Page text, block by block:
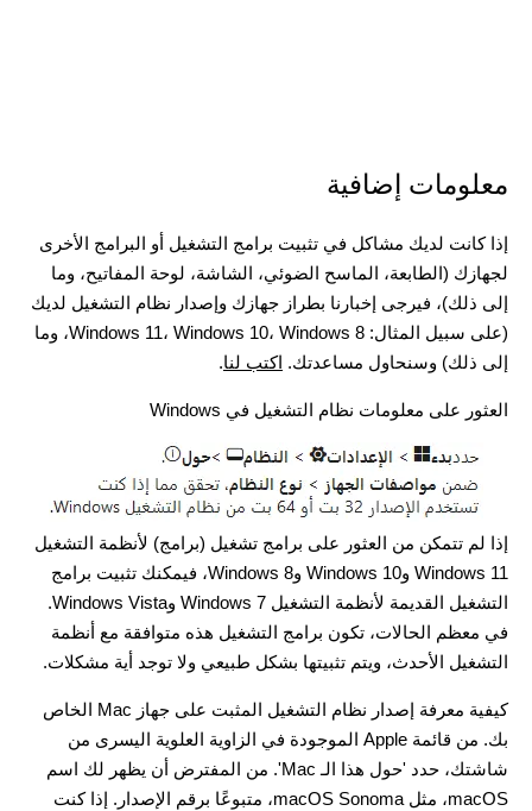
معلومات إضافية
إذا كانت لديك مشاكل في تثبيت برامج التشغيل أو البرامج الأخرى
لجهازك (الطابعة، الماسح الضوئي، الشاشة، لوحة المفاتيح، وما
إلى ذلك)، فيرجى إخبارنا بطراز جهازك وإصدار نظام التشغيل لديك
(على سبيل المثال: Windows 11، Windows 10، Windows 8، وما
إلى ذلك) وسنحاول مساعدتك. اكتب لنا.
العثور على معلومات نظام التشغيل في Windows
إذا لم تتمكن من العثور على برامج تشغيل (برامج) لأنظمة التشغيل
Windows 11 وWindows 10 وWindows 8، فيمكنك تثبيت برامج
التشغيل القديمة لأنظمة التشغيل Windows 7 وWindows Vista.
في معظم الحالات، تكون برامج التشغيل هذه متوافقة مع أنظمة
التشغيل الأحدث، ويتم تثبيتها بشكل طبيعي ولا توجد أية مشكلات.
كيفية معرفة إصدار نظام التشغيل المثبت على جهاز Mac الخاص
بك. من قائمة Apple الموجودة في الزاوية العلوية اليسرى من
شاشتك، حدد 'حول هذا الـ Mac'. من المفترض أن يظهر لك اسم
macOS، مثل macOS Sonoma، متبوعًا برقم الإصدار. إذا كنت